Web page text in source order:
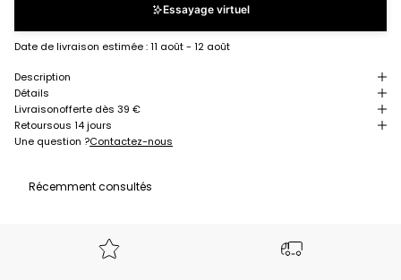
Essayage virtuel
Date de livraison estimée :11 août - 12 août
Description
Détails
Livraisonofferte dès 39 €
Retoursous 14 jours
Une question ?Contactez-nous
Récemment consultés